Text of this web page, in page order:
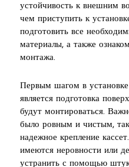
устойчивость к внешним
чем приступить к
подготовить все
материалы, а также
монтажа.
Первым шагом в
является подготовка
будут монтироваться.
было ровным и чистым, так
надежное крепление
имеются неровности или
устранить с помощью